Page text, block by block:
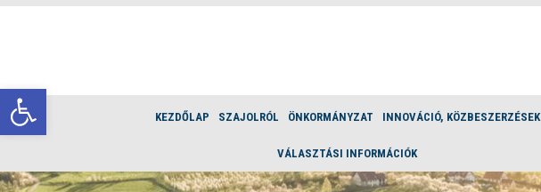
Eszköztár megnyitása
KEZDŐLAP SZAJOLRÓL ÖNKORMÁNYZAT INNOVÁCIÓ, KÖZBESZERZÉSEK
VÁLASZTÁSI INFORMÁCIÓK